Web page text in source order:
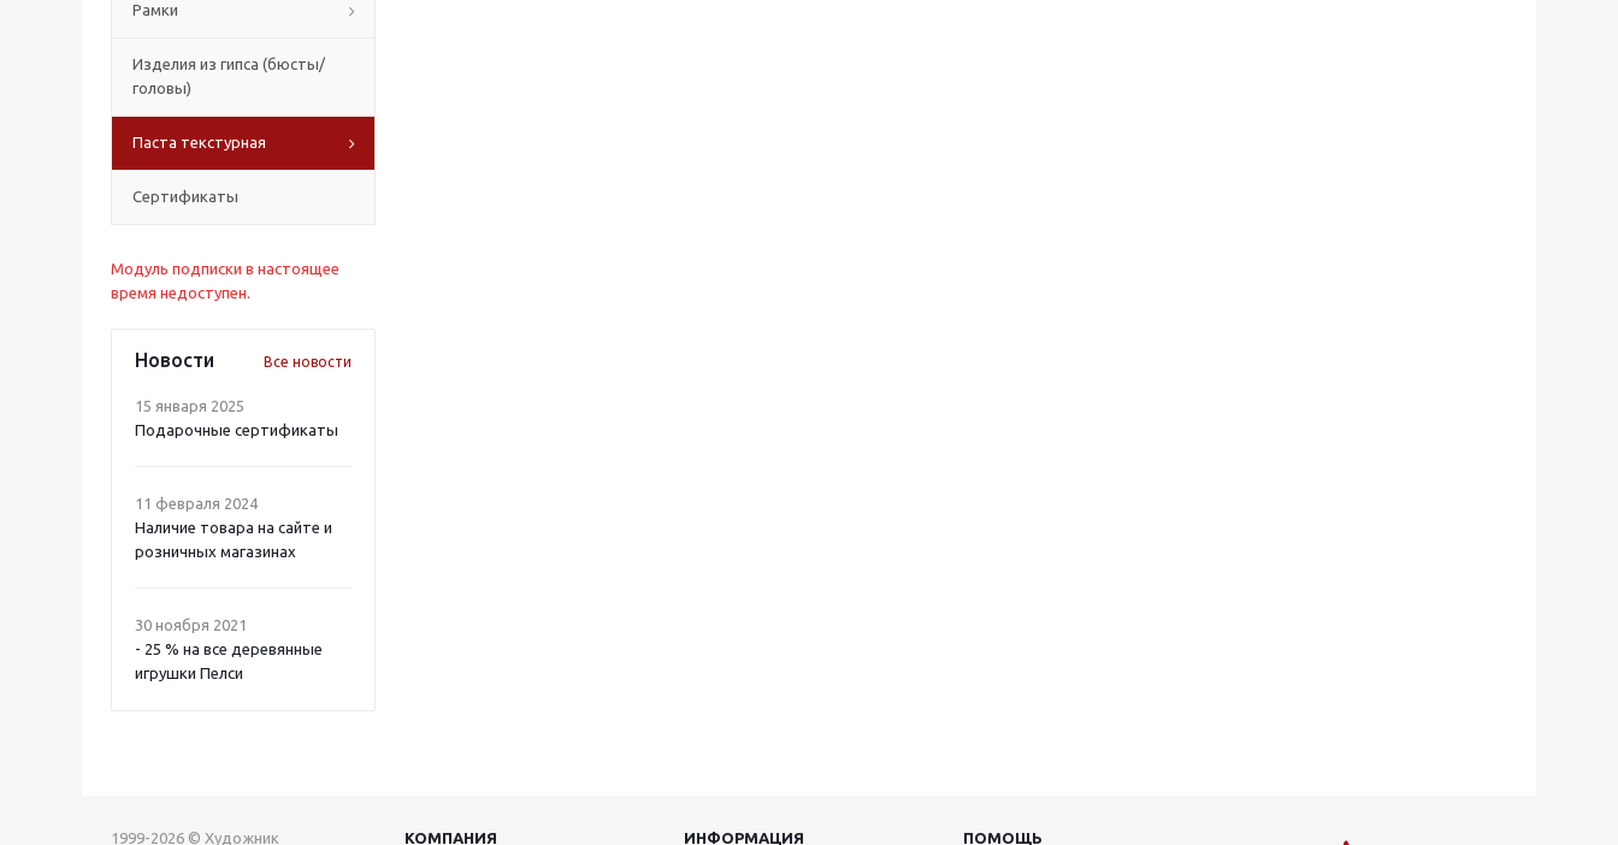
Рамки
Изделия из гипса (бюсты/
головы)
Паста текстурная
Сертификаты
Модуль подписки в настоящее
время недоступен.
Новости Все новости
15 января 2025
Подарочные сертификаты
11 февраля 2024
Наличие товара на сайте и
розничных магазинах
30 ноября 2021
- 25 % на все деревянные
игрушки Пелси
1999-2026 © Художник КОМПАНИЯ ИНФОРМАЦИЯ ПОМОЩЬ